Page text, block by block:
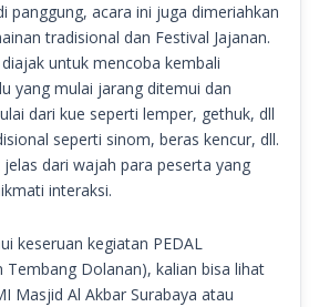
panggung, acara ini juga dimeriahkan
tradisional dan Festival Jajanan.
untuk mencoba kembali
yang mulai jarang ditemui dan
dari kue seperti lemper, gethuk, dll
seperti sinom, beras kencur, dll.
dari wajah para peserta yang
interaksi.
keseruan kegiatan PEDAL
Tembang Dolanan), kalian bisa lihat
Masjid Al Akbar Surabaya atau